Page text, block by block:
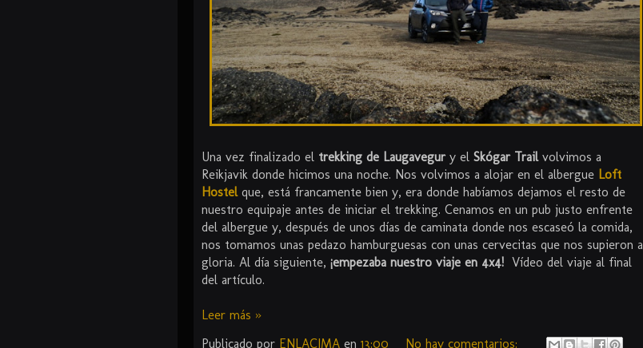
Una vez finalizado el trekking de Laugavegury el Skógar Trailvolvimos a
Reikjavik donde hicimos una noche. Nos volvimos a alojar en el albergue Loft
Hostelque, está francamente bien y, era donde habíamos dejamos el resto de
nuestro equipaje antes de iniciar el trekking. Cenamos en un pub justo enfrente
del albergue y, después de unos días de caminata donde nos escaseó la comida,
nos tomamos unas pedazo hamburguesas con unas cervecitas que nos supieron a
gloria. Al día siguiente, ¡empezaba nuestro viaje en 4x4! Vídeo del viaje al final
del artículo.
Leer más »
Publicado por ENLACIMA en 13:00 No hay comentarios: